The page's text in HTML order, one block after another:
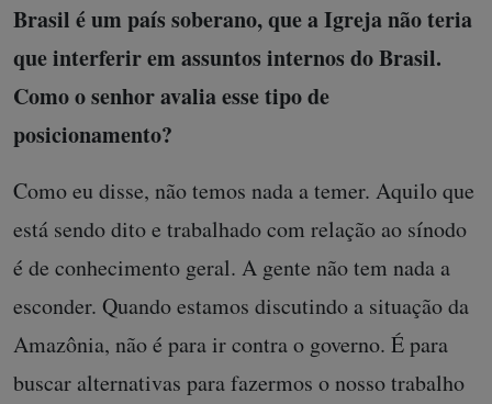
Brasil é um país soberano, que a Igreja não teria
que interferir em assuntos internos do Brasil.
Como o senhor avalia esse tipo de
posicionamento?
Como eu disse, não temos nada a temer. Aquilo que
está sendo dito e trabalhado com relação ao sínodo
é de conhecimento geral. A gente não tem nada a
esconder. Quando estamos discutindo a situação da
Amazônia, não é para ir contra o governo. É para
buscar alternativas para fazermos o nosso trabalho